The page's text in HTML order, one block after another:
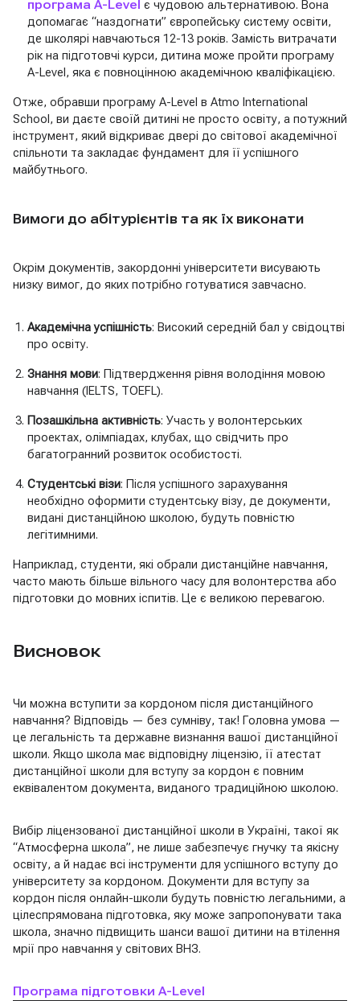
програма A-Level є чудовою альтернативою. Вона
допомагає “наздогнати” європейську систему освіти,
де школярі навчаються 12-13 років. Замість витрачати
рік на підготовчі курси, дитина може пройти програму
A-Level, яка є повноцінною академічною кваліфікацією.
Отже, обравши програму A-Level в Atmo International
School, ви даєте своїй дитині не просто освіту, а потужний
інструмент, який відкриває двері до світової академічної
спільноти та закладає фундамент для її успішного
майбутнього.
Вимоги до абітурієнтів та як їх виконати
Окрім документів, закордонні університети висувають
низку вимог, до яких потрібно готуватися завчасно.
Академічна успішність: Високий середній бал у свідоцтві
про освіту.
Знання мови: Підтвердження рівня володіння мовою
навчання (IELTS, TOEFL).
Позашкільна активність: Участь у волонтерських
проектах, олімпіадах, клубах, що свідчить про
багатогранний розвиток особистості.
Студентські візи: Після успішного зарахування
необхідно оформити студентську візу, де документи,
видані дистанційною школою, будуть повністю
легітимними.
Наприклад, студенти, які обрали дистанційне навчання,
часто мають більше вільного часу для волонтерства або
підготовки до мовних іспитів. Це є великою перевагою.
Висновок
Чи можна вступити за кордоном після дистанційного
навчання? Відповідь — без сумніву, так! Головна умова —
це легальність та державне визнання вашої дистанційної
школи. Якщо школа має відповідну ліцензію, її атестат
дистанційної школи для вступу за кордон є повним
еквівалентом документа, виданого традиційною школою.
Вибір ліцензованої дистанційної школи в Україні, такої як
“Атмосферна школа”, не лише забезпечує гнучку та якісну
освіту, а й надає всі інструменти для успішного вступу до
університету за кордоном. Документи для вступу за
кордон після онлайн-школи будуть повністю легальними, а
цілеспрямована підготовка, яку може запропонувати така
школа, значно підвищить шанси вашої дитини на втілення
мрії про навчання у світових ВНЗ.
Програма підготовки A-Level